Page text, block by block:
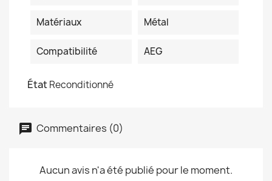
Matériaux Métal
Compatibilité AEG
ÉtatReconditionné
Commentaires (0)
Aucun avis n'a été publié pour le moment.